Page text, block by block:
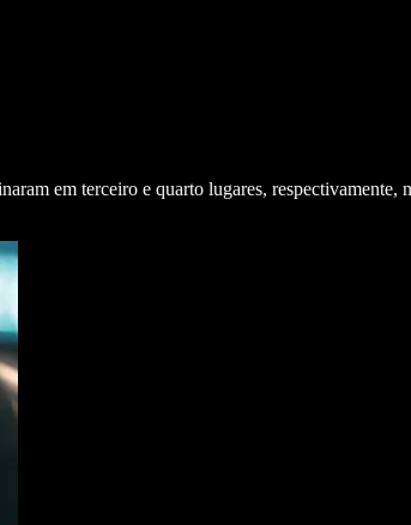
em terceiro e quarto lugares, respectivamente,